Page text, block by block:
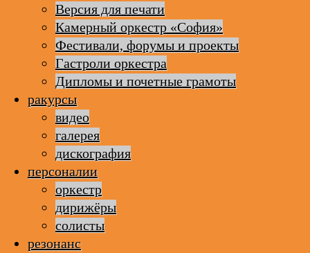
Версия для печати
Камерный оркестр «София»
Фестивали, форумы и проекты
Гастроли оркестра
Дипломы и почетные грамоты
ракурсы
видео
галерея
дискография
персоналии
оркестр
дирижёры
солисты
резонанс